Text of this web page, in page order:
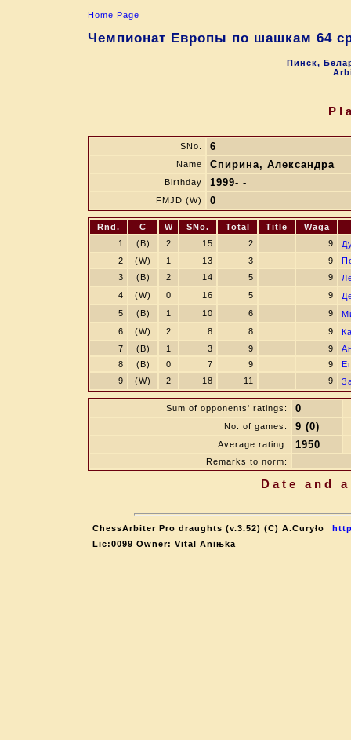
Home Page
Чемпионат Европы по шашкам 64
Пинск,
SNo. 6
Name Спирина, Александра
Birthday 1999- -
FMJD (W) 0
Rnd. C W SNo. Total Title
Waga
1
(B) 2 15 2 9
2
(W) 1 13 3 9
3
(B) 2 14 5 9
4
(W) 0 16 5 9
5
(B) 1 10 6 9
6
(W) 2 8 8 9
7
(B) 1 3 9 9
8
(B) 0 7 9 9
9
(W) 2 18 11 9
Sum of opponents' ratings: 0
No. of games: 9 (0)
Average rating: 1950
Remarks to norm:
Date and
ChessArbiter Pro draughts (v.3.52) (C) A.Curyło
Lic:0099 Owner: Vital Aniњka